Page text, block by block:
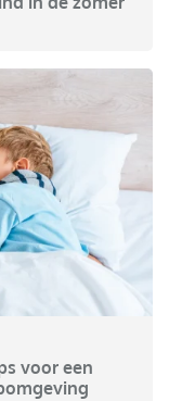
voor een